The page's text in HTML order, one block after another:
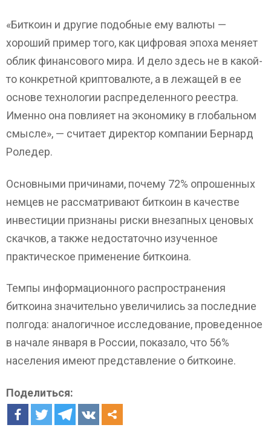
«Биткоин и другие подобные ему валюты —
хороший пример того, как цифровая эпоха меняет
облик финансового мира. И дело здесь не в какой-
то конкретной криптовалюте, а в лежащей в ее
основе технологии распределенного реестра.
Именно она повлияет на экономику в глобальном
смысле», — считает директор компании Бернард
Роледер.
Основными причинами, почему 72% опрошенных
немцев не рассматривают биткоин в качестве
инвестиции признаны риски внезапных ценовых
скачков, а также недостаточно изученное
практическое применение биткоина.
Темпы информационного распространения
биткоина значительно увеличились за последние
полгода: аналогичное исследование, проведенное
в начале января в России, показало, что 56%
населения имеют представление о биткоине.
Поделиться: